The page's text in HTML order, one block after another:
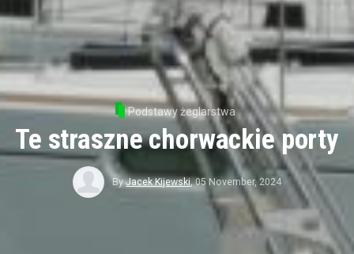
Podstawy żeglarstwa
Te straszne chorwackie porty
ByJacek Kijewski,05 November, 2024